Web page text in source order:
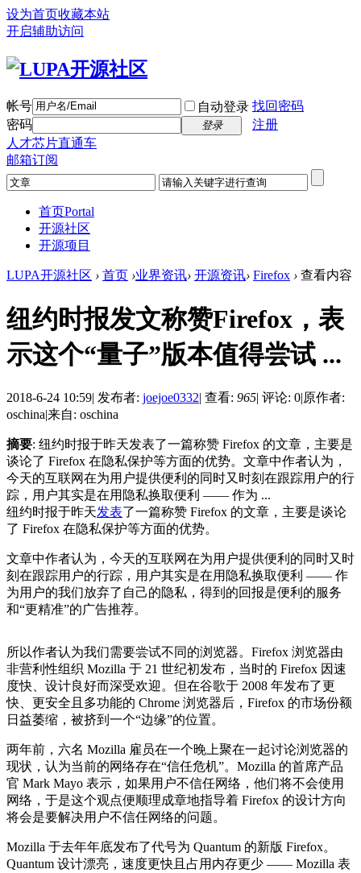
设为首页收藏本站
开启辅助访问
帐号 自动登录 找回密码
密码
登录
注册
人才芯片直通车
邮箱订阅
首页Portal
开源社区
开源项目
LUPA开源社区 › 首页 ›业界资讯› 开源资讯› Firefox › 查看内容
纽约时报发文称赞Firefox，表
示这个“量子”版本值得尝试​​​​​​​ ...
2018-6-24 10:59| 发布者: joejoe0332| 查看: 965| 评论: 0|原作者:
oschina|来自: oschina
摘要: 纽约时报于昨天发表了一篇称赞 Firefox 的文章，主要是
谈论了 Firefox 在隐私保护等方面的优势。文章中作者认为，
今天的互联网在为用户提供便利的同时又时刻在跟踪用户的行
踪，用户其实是在用隐私换取便利 —— 作为 ...
纽约时报于昨天发表了一篇称赞 Firefox 的文章，主要是谈论
了 Firefox 在隐私保护等方面的优势。
文章中作者认为，今天的互联网在为用户提供便利的同时又时
刻在跟踪用户的行踪，用户其实是在用隐私换取便利 —— 作
为用户的我们放弃了自己的隐私，得到的回报是便利的服务
和“更精准”的广告推荐。
所以作者认为我们需要尝试不同的浏览器。Firefox 浏览器由
非营利性组织 Mozilla 于 21 世纪初发布，当时的 Firefox 因速
度快、设计良好而深受欢迎。但在谷歌于 2008 年发布了更
快、更安全且多功能的 Chrome 浏览器后，Firefox 的市场份额
日益萎缩，被挤到一个“边缘”的位置。
两年前，六名 Mozilla 雇员在一个晚上聚在一起讨论浏览器的
现状，认为当前的网络存在“信任危机”。Mozilla 的首席产品
官 Mark Mayo 表示，如果用户不信任网络，他们将不会使用
网络，于是这个观点便顺理成章地指导着 Firefox 的设计方向
将会是要解决用户不信任网络的问题。
Mozilla 于去年年底发布了代号为 Quantum 的新版 Firefox。
Quantum 设计漂亮，速度更快且占用内存更少 —— Mozilla 表